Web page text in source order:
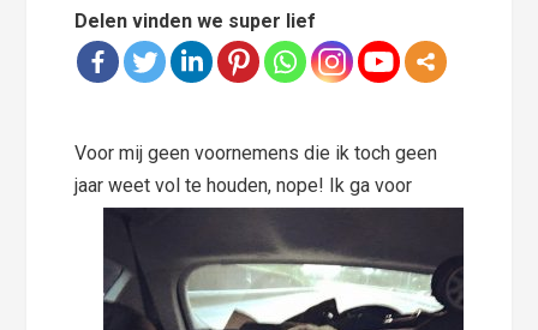
Delen vinden we super lief
Voor mij geen voornemens die ik toch geen
jaar weet vol te houden, nope! Ik ga voor